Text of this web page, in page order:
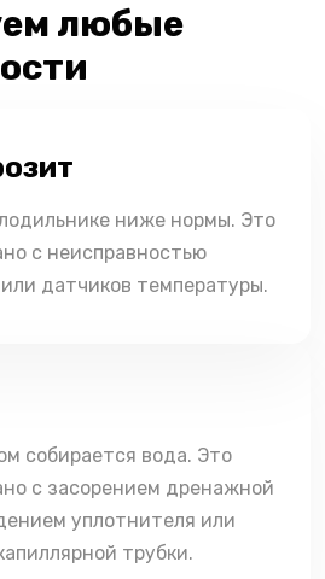
любые
ниже нормы. Это
с неисправностью
датчиков температуры.
собирается вода. Это
с засорением дренажной
уплотнителя или
трубки.